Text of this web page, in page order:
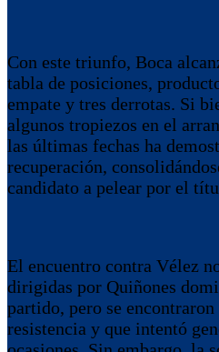
Con este triunfo, Boca
tabla de posiciones,
empate y tres derrotas. Si
algunos tropiezos en el
las últimas fechas ha
recuperación,
candidato a pelear por el
El encuentro contra Vélez
dirigidas por Quiñones
partido, pero se
resistencia y que intentó